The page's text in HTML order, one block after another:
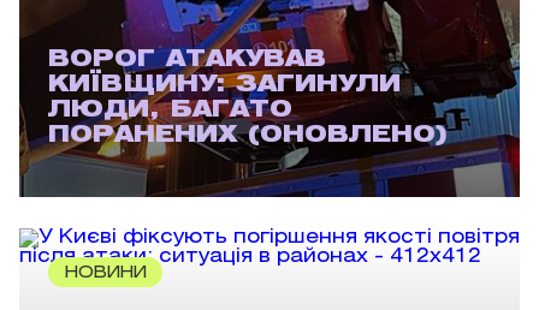
ВОРОГ АТАКУВАВ
КИЇВЩИНУ: ЗАГИНУЛИ
ЛЮДИ, БАГАТО
ПОРАНЕНИХ (ОНОВЛЕНО)
НОВИНИ